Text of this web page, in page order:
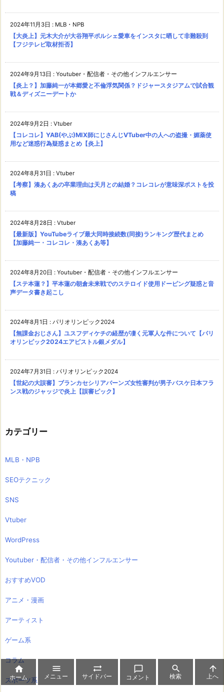
2024年11月3日 : MLB・NPB
【大炎上】元木大介が大谷翔平ポルシェ愛車をインスタに晒して非難殺到
【フジテレビ取材拒否】
2024年9月13日 : Youtuber・配信者・その他インフルエンサー
【炎上？】加藤純一が本郷愛と不倫浮気関係？ドジャースタジアムで試合観
戦＆ディズニーデートか
2024年9月2日 : Vtuber
【コレコレ】YAB(やぶ)MIX師にじさんじVTuber中の人への盗撮・媚薬使
用など迷惑行為疑惑まとめ【炎上】
2024年8月31日 : Vtuber
【考察】湊あくあの卒業理由は天月との結婚？コレコレが意味深ポストを投
稿
2024年8月28日 : Vtuber
【最新版】YouTubeライブ最大同時接続数(同接)ランキング歴代まとめ
【加藤純一・コレコレ・湊あくあ等】
2024年8月20日 : Youtuber・配信者・その他インフルエンサー
【ステ本蓮？】平本蓮の朝倉未来戦でのステロイド使用ドーピング疑惑と音
声データ書き起こし
2024年8月1日 : パリオリンピック2024
【無課金おじさん】ユスフディケチの経歴が凄く元軍人な件について【パリ
オリンピック2024エアピストル銀メダル】
2024年7月31日 : パリオリンピック2024
【世紀の大誤審】ブランカセシリアバーンズ女性審判が男子バスケ日本フラ
ンス戦のジャッジで炎上【誤審ピック】
カテゴリー
MLB・NPB
SEOテクニック
SNS
Vtuber
WordPress
Youtuber・配信者・その他インフルエンサー
おすすめVOD
アニメ・漫画
アーティスト
ゲーム系
コラム
スポーツ系

ホーム

メニュー

サイドバー

コメント

検索

上へ